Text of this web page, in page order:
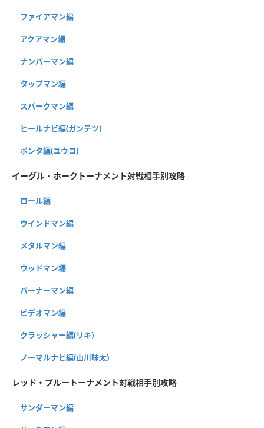
ファイアマン編
アクアマン編
ナンバーマン編
タップマン編
スパークマン編
ヒールナビ編(ガンテツ)
ポンタ編(ユウコ)
イーグル・ホークトーナメント対戦相手別攻略
ロール編
ウインドマン編
メタルマン編
ウッドマン編
バーナーマン編
ビデオマン編
クラッシャー編(リキ)
ノーマルナビ編(山川味太)
レッド・ブルートーナメント対戦相手別攻略
サンダーマン編